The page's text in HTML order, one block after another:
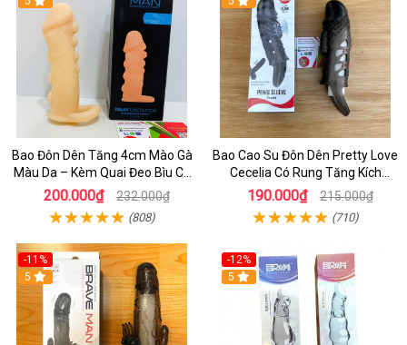
Bao Đôn Dên Tăng 4cm Mào Gà
Màu Da – Kèm Quai Đeo Bìu Cố
Định, Hỗ Trợ Nam Giới Yếu Sinh
Lý
200.000₫ 232.000₫
(808)
Bao Cao Su Đôn Dên Pretty Love
Cecelia Có Rung Tăng Kích
Thước, Kéo Dài Quan Hệ
190.000₫ 215.000₫
(710)
-11%
5
-12%
5